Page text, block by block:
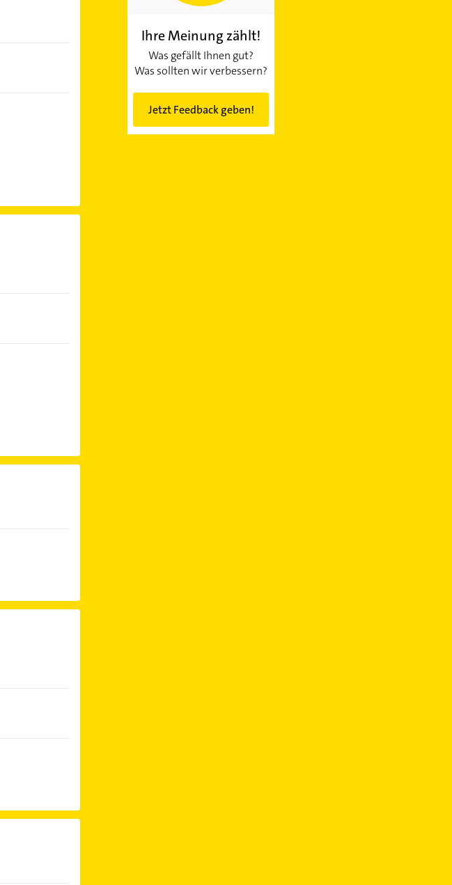
Ihre Meinung zählt!
Was gefällt Ihnen gut?
Was sollten wir verbessern?
Jetzt Feedback geben!